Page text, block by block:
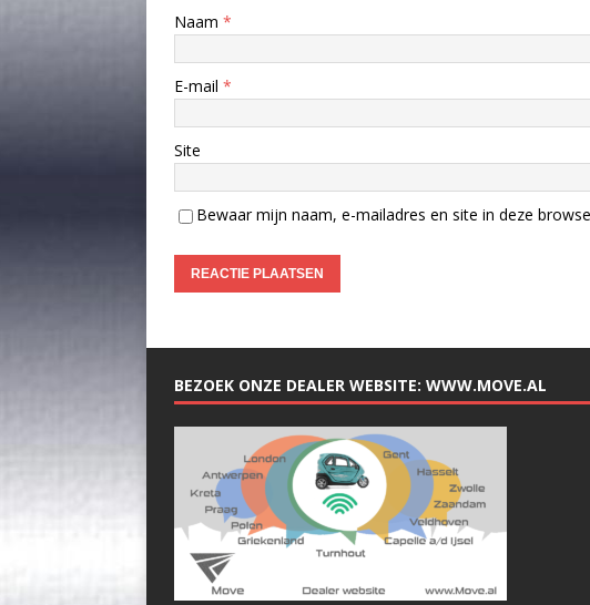
Naam *
E-mail *
Site
Bewaar mijn naam, e-mailadres en site in deze
BEZOEK ONZE DEALER WEBSITE: WWW.MOVE.AL